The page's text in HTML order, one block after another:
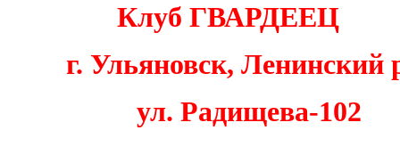
Клуб ГВАРДЕЕЦ
г. Ульяновск, Ленинский
ул. Радищева-102